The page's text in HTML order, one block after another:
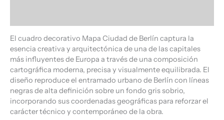
El cuadro decorativo Mapa Ciudad de Berlín captura la
esencia creativa y arquitectónica de una de las capitales
más influyentes de Europa a través de una composición
cartográfica moderna, precisa y visualmente equilibrada. El
diseño reproduce el entramado urbano de Berlín con líneas
negras de alta definición sobre un fondo gris sobrio,
incorporando sus coordenadas geográficas para reforzar el
carácter técnico y contemporáneo de la obra.